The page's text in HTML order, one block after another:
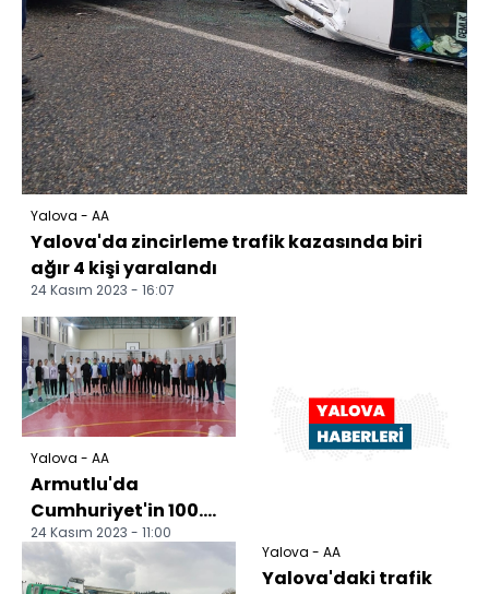
Yalova - AA
Yalova'da zincirleme trafik kazasında biri
ağır 4 kişi yaralandı
24 Kasım 2023 - 16:07
Yalova - AA
Armutlu'da
Cumhuriyet'in 100.
yılı kapsamında
kurumlar arası
24 Kasım 2023 - 11:00
Yalova - AA
Yalova'daki trafik